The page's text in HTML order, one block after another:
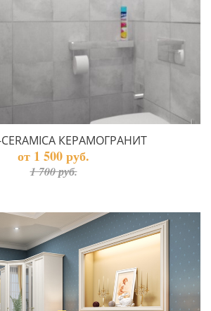
CERAMICA КЕРАМОГРАНИТ
от 1 500 руб.
1 700 руб.